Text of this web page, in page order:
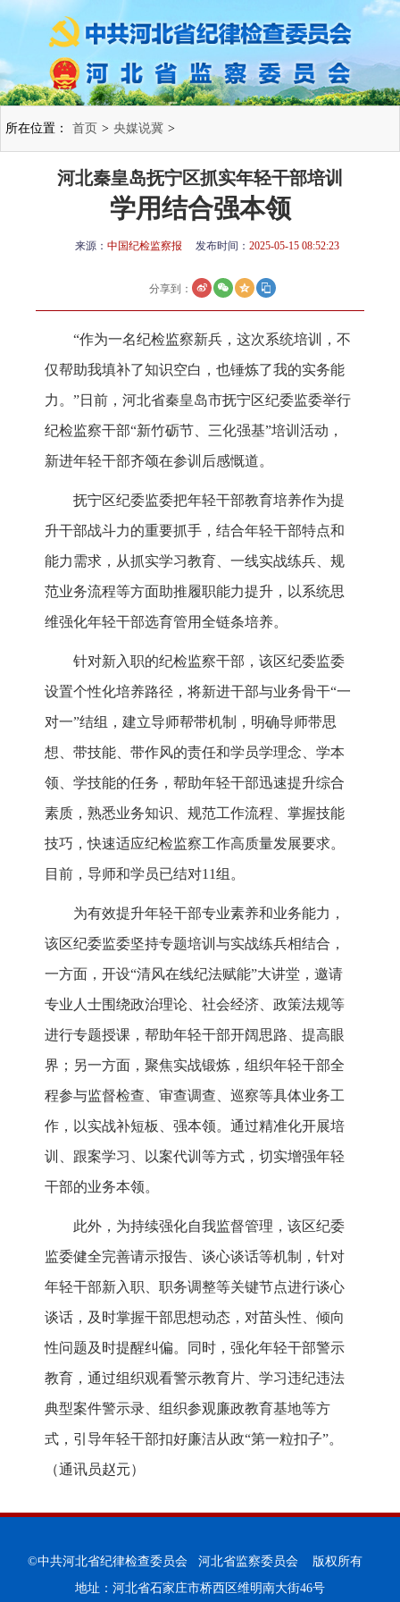
所在位置： 首页 > 央媒说冀 >
河北秦皇岛抚宁区抓实年轻干部培训
学用结合强本领
来源： 中国纪检监察报 发布时间： 2025-05-15 08:52:23
分享到：
“作为一名纪检监察新兵，这次系统培训，不
仅帮助我填补了知识空白，也锤炼了我的实务能
力。”日前，河北省秦皇岛市抚宁区纪委监委举行
纪检监察干部“新竹砺节、三化强基”培训活动，
新进年轻干部齐颂在参训后感慨道。
抚宁区纪委监委把年轻干部教育培养作为提
升干部战斗力的重要抓手，结合年轻干部特点和
能力需求，从抓实学习教育、一线实战练兵、规
范业务流程等方面助推履职能力提升，以系统思
维强化年轻干部选育管用全链条培养。
针对新入职的纪检监察干部，该区纪委监委
设置个性化培养路径，将新进干部与业务骨干“一
对一”结组，建立导师帮带机制，明确导师带思
想、带技能、带作风的责任和学员学理念、学本
领、学技能的任务，帮助年轻干部迅速提升综合
素质，熟悉业务知识、规范工作流程、掌握技能
技巧，快速适应纪检监察工作高质量发展要求。
目前，导师和学员已结对11组。
为有效提升年轻干部专业素养和业务能力，
该区纪委监委坚持专题培训与实战练兵相结合，
一方面，开设“清风在线纪法赋能”大讲堂，邀请
专业人士围绕政治理论、社会经济、政策法规等
进行专题授课，帮助年轻干部开阔思路、提高眼
界；另一方面，聚焦实战锻炼，组织年轻干部全
程参与监督检查、审查调查、巡察等具体业务工
作，以实战补短板、强本领。通过精准化开展培
训、跟案学习、以案代训等方式，切实增强年轻
干部的业务本领。
此外，为持续强化自我监督管理，该区纪委
监委健全完善请示报告、谈心谈话等机制，针对
年轻干部新入职、职务调整等关键节点进行谈心
谈话，及时掌握干部思想动态，对苗头性、倾向
性问题及时提醒纠偏。同时，强化年轻干部警示
教育，通过组织观看警示教育片、学习违纪违法
典型案件警示录、组织参观廉政教育基地等方
式，引导年轻干部扣好廉洁从政“第一粒扣子”。
（通讯员赵元）
©中共河北省纪律检查委员会 河北省监察委员会 版权所有
地址：河北省石家庄市桥西区维明南大街46号